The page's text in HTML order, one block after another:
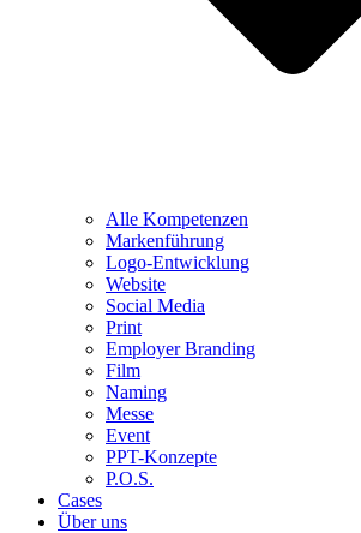
Alle Kompetenzen
Markenführung
Logo-Entwicklung
Website
Social Media
Print
Employer Branding
Film
Naming
Messe
Event
PPT-Konzepte
P.O.S.
Cases
Über uns